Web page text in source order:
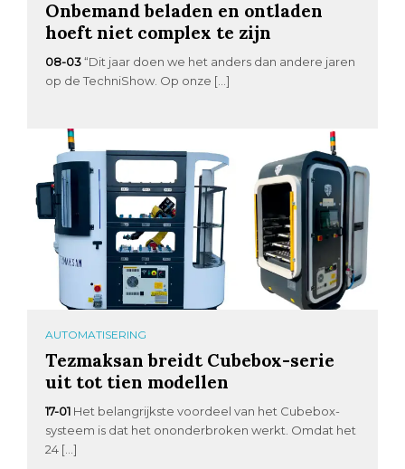
Onbemand beladen en ontladen
hoeft niet complex te zijn
08-03 “Dit jaar doen we het anders dan andere jaren
op de TechniShow. Op onze […]
AUTOMATISERING
Tezmaksan breidt Cubebox-serie
uit tot tien modellen
17-01 Het belangrijkste voordeel van het Cubebox-
systeem is dat het ononderbroken werkt. Omdat het
24 […]